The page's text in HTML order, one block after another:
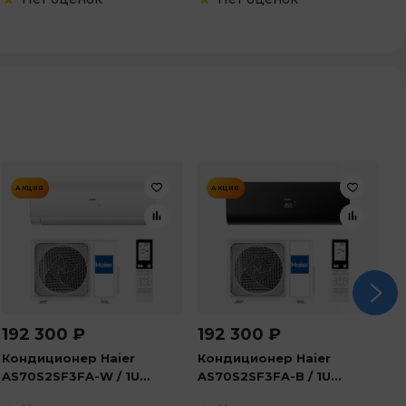
АКЦИЯ
192 300 ₽
Кондиционер Haier
AS70S2SF3FA-W / 1U...
АКЦИЯ
192 300 ₽
Кондиционер Haier
AS70S2SF3FA-B / 1U...